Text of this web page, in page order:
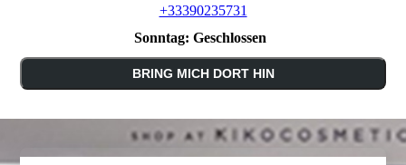
+33390235731
Sonntag:Geschlossen
BRING MICH DORT HIN